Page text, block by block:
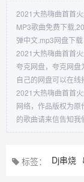
2021大热嗨曲首首
MP3歌曲免费下载
弹中文.mp3网盘下载
2021大热嗨曲首首
夸克网盘，夸克网盘
自己的网盘可以在线
2021大热嗨曲首首
网络，作品版权为
的歌曲请来信告知我
标签： Dj串烧